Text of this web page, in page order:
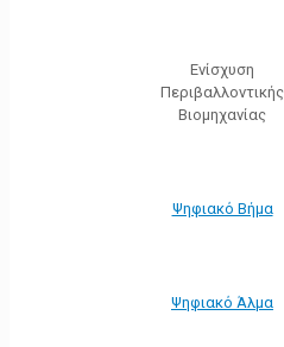
Ενίσχυση
Περιβαλλοντικής
Βιομηχανίας
Ψηφιακό Βήμα
Ψηφιακό Άλμα